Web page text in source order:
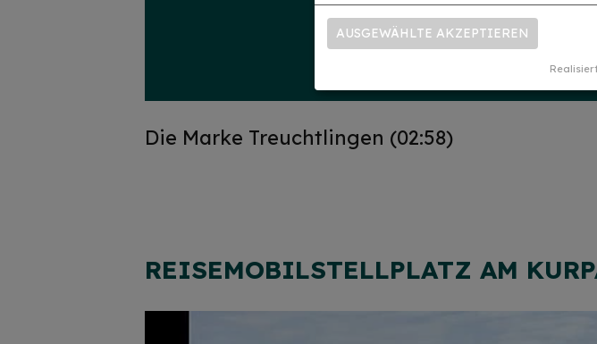
Die Marke Treuchtlingen (02:58)
REISEMOBILSTELLPLATZ AM
AUSGEWÄHLTE AKZEPTIEREN